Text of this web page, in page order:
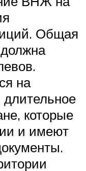
Общая
на
которые
и имеют